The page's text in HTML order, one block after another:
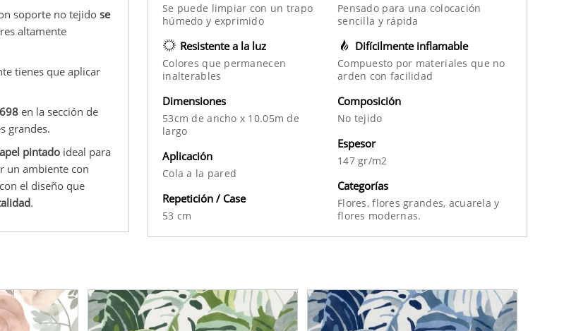
soporte no tejido se
altamente
tienes que aplicar
en la sección de
grandes.
pintado ideal para
un ambiente con
el diseño que
.
Se puede limpiar con un trapo
húmedo y exprimido
Resistente a la luz
Colores que permanecen
inalterables
Pensado para una colocación
sencilla y rápida
Difícilmente inflamable
Compuesto por materiales que no
arden con facilidad
Dimensiones
53cm de ancho x 10.05m de
largo
Aplicación
Cola a la pared
Repetición / Case
53 cm
Composición
No tejido
Espesor
147 gr/m2
Categorías
Flores,flores grandes, acuarelay
flores modernas.